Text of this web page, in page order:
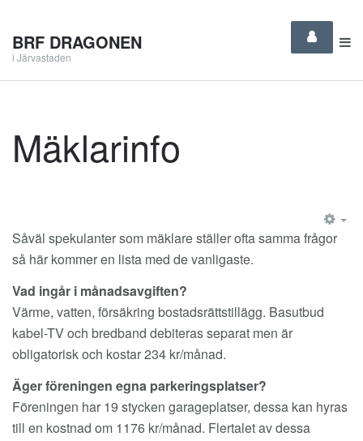
BRF DRAGONEN
i Järvastaden
Mäklarinfo
Såväl spekulanter som mäklare ställer ofta samma frågor
så här kommer en lista med de vanligaste.
Vad ingår i månadsavgiften?
Värme, vatten, försäkring bostadsrättstillägg. Basutbud
kabel-TV och bredband debiteras separat men är
obligatorisk och kostar 234 kr/månad.
Äger föreningen egna parkeringsplatser?
Föreningen har 19 stycken garageplatser, dessa kan hyras
till en kostnad om 1176 kr/månad. Flertalet av dessa